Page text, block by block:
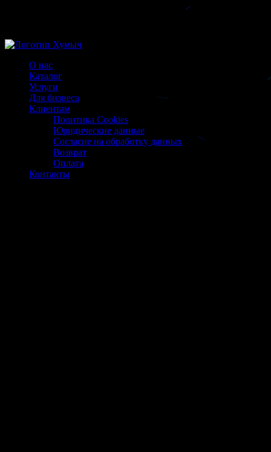
О нас
Каталог
Услуги
Для бизнеса
Клиентам
Политика Cookies
Юридические данные
Согласие на обработку данных
Возврат
Оплата
Контакты